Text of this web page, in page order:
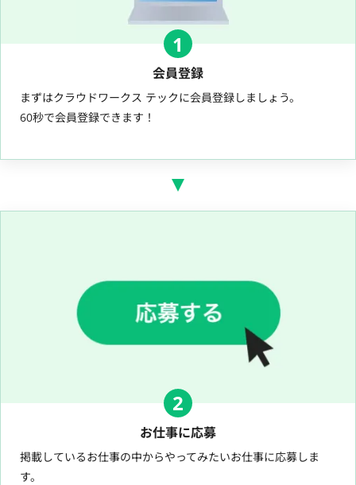
1
会員登録
まずはクラウドワークス テックに会員登録しましょう。
60秒で会員登録できます！
2
お仕事に応募
掲載しているお仕事の中からやってみたいお仕事に応募しま
す。